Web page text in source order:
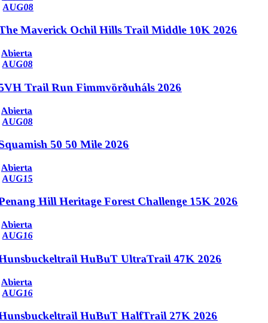
AUG08
Maverick Ochil Hills Trail Middle 10K 2026
Abierta
AUG08
Trail Run Fimmvörðuháls 2026
Abierta
AUG08
50 50 Mile 2026
Abierta
AUG15
Hill Heritage Forest Challenge 15K 2026
Abierta
AUG16
HuBuT UltraTrail 47K 2026
Abierta
AUG16
HuBuT HalfTrail 27K 2026